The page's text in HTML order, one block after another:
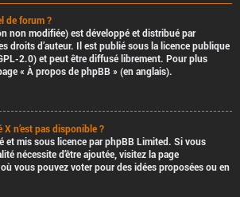
de forum ?
non modifiée) est développé et distribué par
droits d’auteur. Il est publié sous la licence publique
2.0) et peut être diffusé librement. Pour plus
« À propos de phpBB» (en anglais).
n’est pas disponible ?
et mis sous licence par phpBB Limited. Si vous
nécessite d’être ajoutée, visitez la page
vous pouvez voter pour des idées proposées ou en